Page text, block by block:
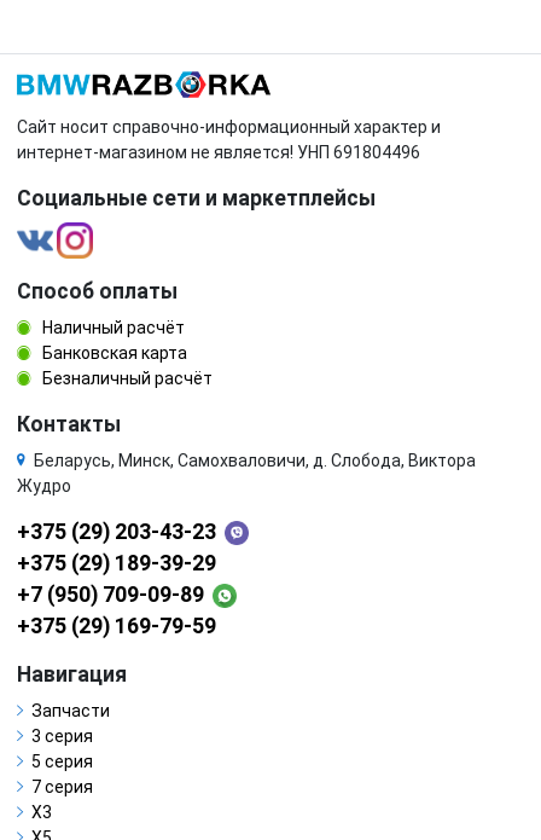
Сайт носит справочно-информационный характер и
интернет-магазином не является! УНП 691804496
Социальные сети и маркетплейсы
Способ оплаты
Наличный расчёт
Банковская карта
Безналичный расчёт
Контакты
Беларусь, Минск, Самохваловичи, д. Слобода, Виктора
Жудро
+375 (29) 203-43-23
+375 (29) 189-39-29
+7 (950) 709-09-89
+375 (29) 169-79-59
Навигация
Запчасти
3 серия
5 серия
7 серия
X3